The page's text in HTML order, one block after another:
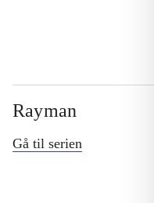
Rayman
Gå til serien